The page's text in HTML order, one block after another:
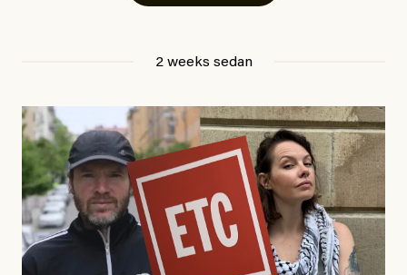
2 weeks sedan